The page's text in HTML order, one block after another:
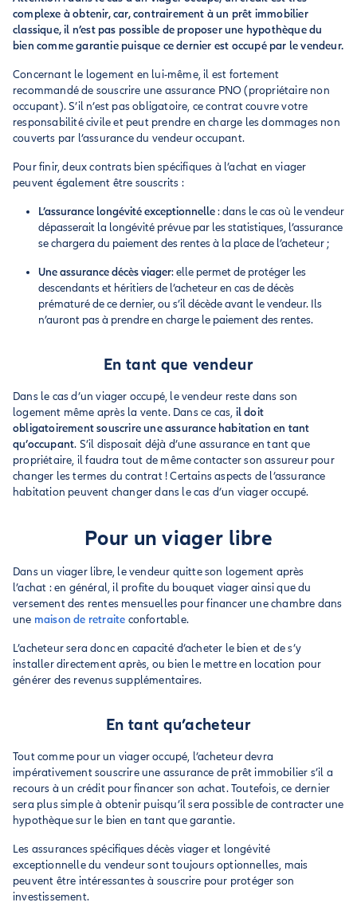
complexe à obtenir, car, contrairement à un prêt immobilier
classique, il n’est pas possible de proposer une hypothèque du
bien comme garantie puisque ce dernier est occupé par le vendeur.
Concernant le logement en lui-même, il est fortement
recommandé de souscrire une assurance PNO (propriétaire non
occupant). S’il n’est pas obligatoire, ce contrat couvre votre
responsabilité civile et peut prendre en charge les dommages non
couverts par l’assurance du vendeur occupant.
Pour finir, deux contrats bien spécifiques à l’achat en viager
peuvent également être souscrits :
L’assurance longévité exceptionnelle: dans le cas où le vendeur
dépasserait la longévité prévue par les statistiques, l’assurance
se chargera du paiement des rentes à la place de l’acheteur ;
Une assurance décès viager: elle permet de protéger les
descendants et héritiers de l’acheteur en cas de décès
prématuré de ce dernier, ou s’il décède avant le vendeur. Ils
n’auront pas à prendre en charge le paiement des rentes.
En tant que vendeur
Dans le cas d’un viager occupé, le vendeur reste dans son
logement même après la vente. Dans ce cas, il doit
obligatoirement souscrire une assurance habitation en tant
qu’occupant. S’il disposait déjà d’une assurance en tant que
propriétaire, il faudra tout de même contacter son assureur pour
changer les termes du contrat ! Certains aspects de l’assurance
habitation peuvent changer dans le cas d’un viager occupé.
Pour un viager libre
Dans un viager libre, le vendeur quitte son logement après
l’achat : en général, il profite du bouquet viager ainsi que du
versement des rentes mensuelles pour financer une chambre dans
une maison de retraite confortable.
L’acheteur sera donc en capacité d’acheter le bien et de s’y
installer directement après, ou bien le mettre en location pour
générer des revenus supplémentaires.
En tant qu’acheteur
Tout comme pour un viager occupé, l’acheteur devra
impérativement souscrire une assurance de prêt immobilier s’il a
recours à un crédit pour financer son achat. Toutefois, ce dernier
sera plus simple à obtenir puisqu’il sera possible de contracter une
hypothèque sur le bien en tant que garantie.
Les assurances spécifiques décès viager et longévité
exceptionnelle du vendeur sont toujours optionnelles, mais
peuvent être intéressantes à souscrire pour protéger son
investissement.